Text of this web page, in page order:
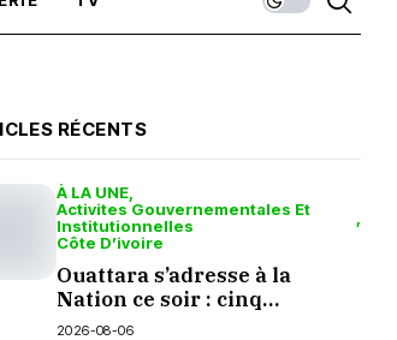
RÉCENTS
À LA UNE
Activites Gouvernementales Et
Institutionnelles
Côte D’ivoire
Ouattara s’adresse à la
Nation ce soir : cinq
questions en suspens
2026-08-06